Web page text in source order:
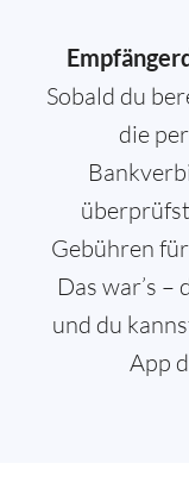
Sobald du
die
Gebühren
Das war’s
und du
App